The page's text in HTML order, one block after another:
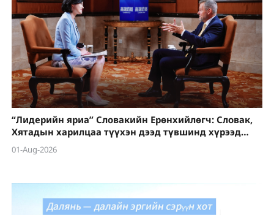
“Лидерийн яриа” Словакийн Ерөнхийлөгч: Словак,
Хятадын харилцаа түүхэн дээд түвшинд хүрээд
байна
01-Aug-2026